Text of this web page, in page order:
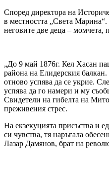
Според директора на
в местността „Света
неговите две деца – момчета,
„До 9 май 1876г. Кел Хасан
района на Елидерския
отново успява да се укрие.
успява да го намери и му
Свидетели на гибелта на
преживения стрес.
На екзекуцията присъства и
си чувства, тя наръгала
Лазар Дамянов, брат на